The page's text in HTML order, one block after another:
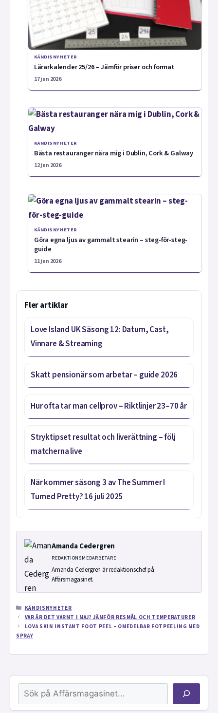
KÄNDISNYHETER
Lärarkalender 25/26 – Jämför priser och format
17 jun 2026
KÄNDISNYHETER
Bästa restauranger nära mig i Dublin, Cork & Galway
12 jun 2026
KÄNDISNYHETER
Göra egna ljus av gammalt stearin – steg-för-steg-
guide
11 jun 2026
Fler artiklar
Love Island UK Säsong 12: Datum, Cast,
Vinnare & Streaming
Skatt pensionär som arbetar – guide 2026
Hur ofta tar man cellprov – Riktlinjer 23–70 år
Stryktipset resultat och liverättning – följ
matcherna live
När kommer säsong 3 av The Summer I
Turned Pretty? 16 juli 2025
Amanda Cedergren
REDAKTIONSMEDARBETARE
Amanda Cedergren är redaktionschef på
Affärsmagasinet.
KATEGORIER
KÄNDISNYHETER
VAR ÄR DET VARMT I MAJ? JÄMFÖR RESMÅL OCH TEMPERATURER
LOVA SKIN INSTANT FOOT PEEL – OMEDELBAR FOTPEELING MED
SPRAY
Sök